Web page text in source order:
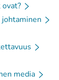
media